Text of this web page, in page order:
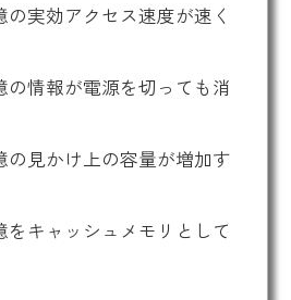
実効アクセス速度が速く
情報が電源を切っても消
見かけ上の容量が増加す
キャッシュメモリとして